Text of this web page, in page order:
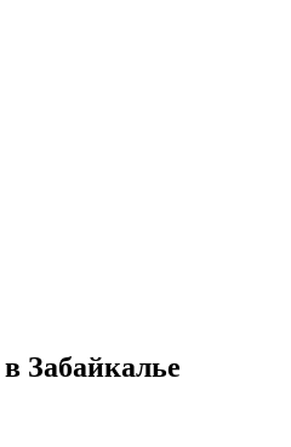
Забайкалье